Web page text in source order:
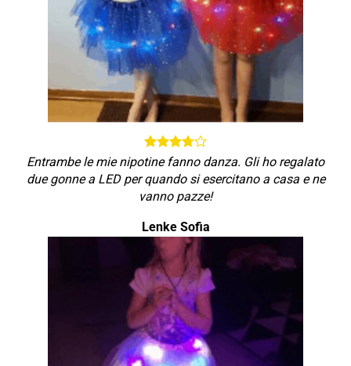
Entrambe le mie nipotine fanno danza. Gli ho regalato
due gonne a LED per quando si esercitano a casa e ne
vanno pazze!
Lenke Sofia